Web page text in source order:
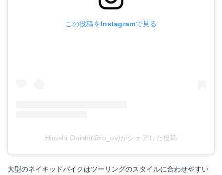
この投稿をInstagramで見る
Hiroshi Onishi(@io_ov)がシェアした投稿
大型のネイキッドバイクはツーリングのスタイルに合わせやすい